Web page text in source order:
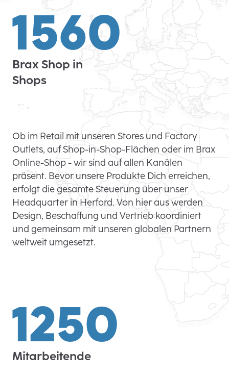
1560
Brax Shop in
Shops
Ob im Retail mit unseren Stores und Factory
Outlets, auf Shop-in-Shop-Flächen oder im Brax
Online-Shop - wir sind auf allen Kanälen
präsent. Bevor unsere Produkte Dich erreichen,
erfolgt die gesamte Steuerung über unser
Headquarter in Herford. Von hier aus werden
Design, Beschaffung und Vertrieb koordiniert
und gemeinsam mit unseren globalen Partnern
weltweit umgesetzt.
1250
Mitarbeitende